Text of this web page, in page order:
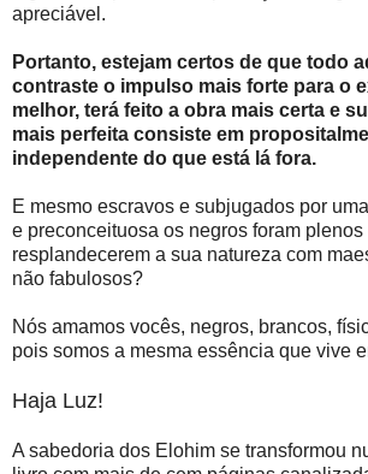
apreciável.
Portanto, estejam certos de que todo
contraste o impulso mais forte para o
melhor, terá feito a obra mais certa e
mais perfeita consiste em
independente do que está lá fora.
E mesmo escravos e subjugados por
e preconceituosa os negros foram
resplandecerem a sua natureza com
não fabulosos?
Nós amamos vocês, negros, brancos,
pois somos a mesma essência que vive
Haja Luz!
A sabedoria dos Elohim se transformou